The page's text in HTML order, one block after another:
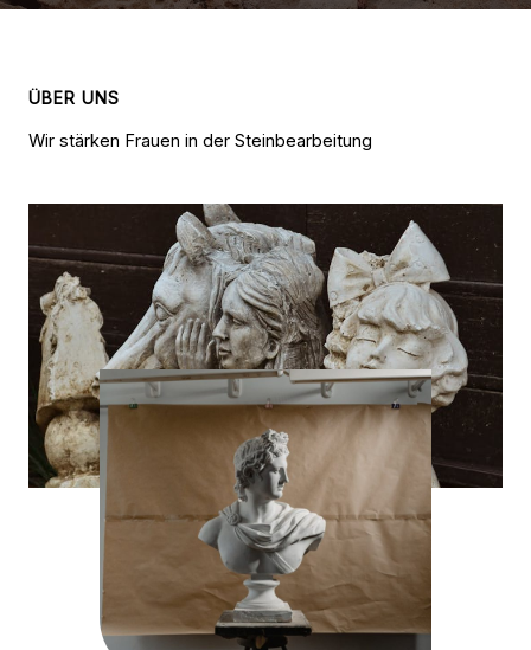
ÜBER UNS
Wir stärken Frauen in der Steinbearbeitung